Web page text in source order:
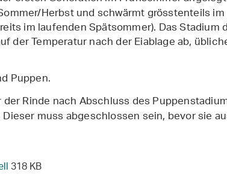
Herbst und schwärmt grösstenteils
im laufenden Spätsommer). Das Stadium
der Temperatur nach der Eiablage ab,
Puppen.
Rinde nach Abschluss des
muss abgeschlossen sein, bevor sie
318 KB